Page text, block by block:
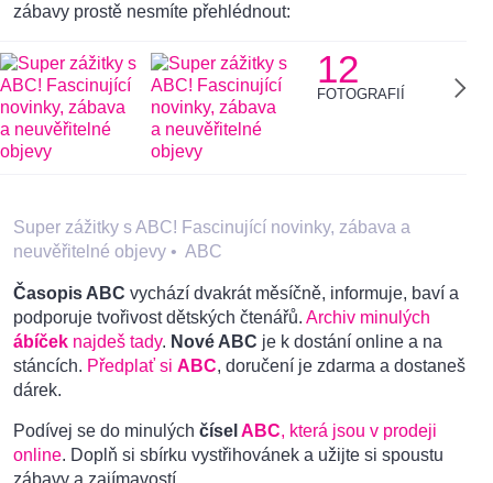
zábavy prostě nesmíte přehlédnout:
12
FOTOGRAFIÍ
Super zážitky s ABC! Fascinující novinky, zábava a
neuvěřitelné objevy • ABC
Časopis ABC vychází dvakrát měsíčně, informuje, baví a
podporuje tvořivost dětských čtenářů. Archiv minulých
ábíček najdeš tady. Nové ABC je k dostání online a na
stáncích. Předplať si ABC, doručení je zdarma a dostaneš
dárek.
Podívej se do minulých čísel ABC, která jsou v prodeji
online. Doplň si sbírku vystřihovánek a užijte si spoustu
zábavy a zajímavostí.